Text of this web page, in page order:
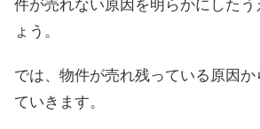
件が売れない原因を明らかにしたう
ょう。
では、物件が売れ残っている原因か
ていきます。